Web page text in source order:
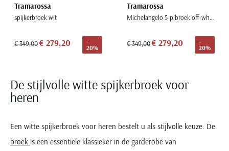
Tramarossa
spijkerbroek wit
€ 349,00€ 279,20
-
20%
Tramarossa
Michelangelo 5-p broek off-white
€ 349,00€ 279,20
-
20%
De stijlvolle witte spijkerbroek voor
heren
Een witte spijkerbroek voor heren bestelt u als stijlvolle keuze. De
broek is een essentiële klassieker in de garderobe van